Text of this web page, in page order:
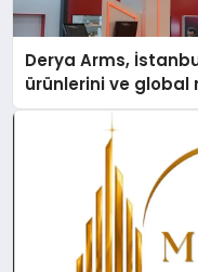
Derya Arms,
ürünlerini ve global